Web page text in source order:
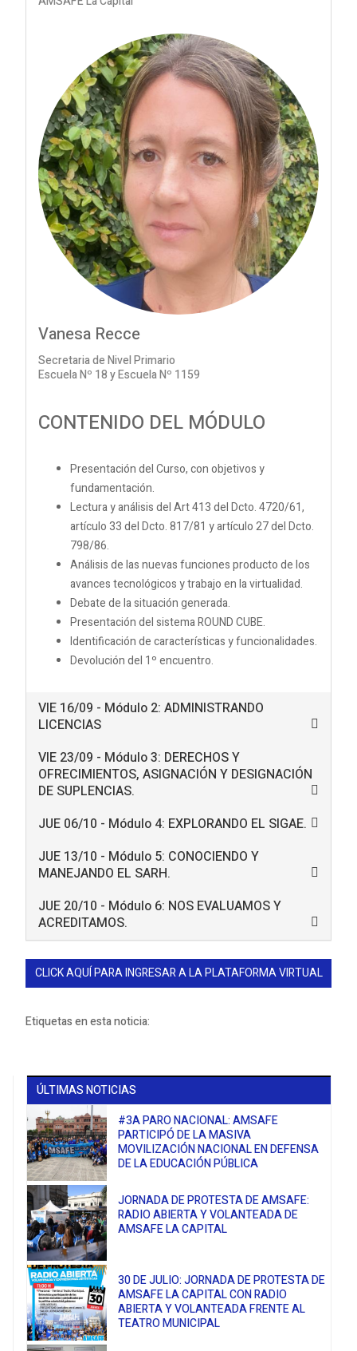
Vanesa Recce
Secretaria de Nivel Primario
Escuela Nº 18 y Escuela Nº 1159
CONTENIDO DEL MÓDULO
Presentación del Curso, con objetivos y
fundamentación.
Lectura y análisis del Art 413 del Dcto. 4720/61,
artículo 33 del Dcto. 817/81 y artículo 27 del Dcto.
798/86.
Análisis de las nuevas funciones producto de los
avances tecnológicos y trabajo en la virtualidad.
Debate de la situación generada.
Presentación del sistema ROUND CUBE.
Identificación de características y funcionalidades.
Devolución del 1º encuentro.
VIE 16/09 - Módulo 2: ADMINISTRANDO
LICENCIAS
VIE 23/09 - Módulo 3: DERECHOS Y
OFRECIMIENTOS, ASIGNACIÓN Y DESIGNACIÓN
DE SUPLENCIAS.
JUE 06/10 - Módulo 4: EXPLORANDO EL SIGAE.
JUE 13/10 - Módulo 5: CONOCIENDO Y
MANEJANDO EL SARH.
JUE 20/10 - Módulo 6: NOS EVALUAMOS Y
ACREDITAMOS.
CLICK AQUÍ PARA INGRESAR A LA PLATAFORMA VIRTUAL
Etiquetas en esta noticia:
ÚLTIMAS NOTICIAS
#3A PARO NACIONAL: AMSAFE
PARTICIPÓ DE LA MASIVA
MOVILIZACIÓN NACIONAL EN DEFENSA
DE LA EDUCACIÓN PÚBLICA
JORNADA DE PROTESTA DE AMSAFE:
RADIO ABIERTA Y VOLANTEADA DE
AMSAFE LA CAPITAL
30 DE JULIO: JORNADA DE PROTESTA DE
AMSAFE LA CAPITAL CON RADIO
ABIERTA Y VOLANTEADA FRENTE AL
TEATRO MUNICIPAL